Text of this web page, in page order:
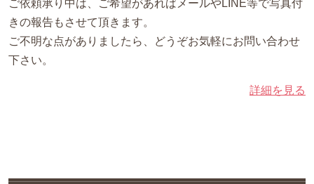
ご依頼承り中は、ご希望があればメールやLINE等で写真付
きの報告もさせて頂きます。
ご不明な点がありましたら、どうぞお気軽にお問い合わせ
下さい。
詳細を見る